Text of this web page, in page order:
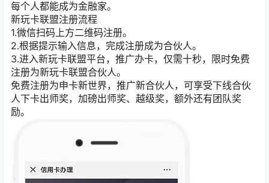
每个人都能成为金融家。
新玩卡联盟注册流程
1.微信扫码上方二维码注册。
2.根据提示输入信息，完成注册成为合伙人。
3.进入新玩卡联盟平台，推广办卡，仅需十秒，限时免费
注册为新玩卡联盟合伙人。
免费注册为申卡新世界，推广新合伙人，可享受下线合伙
人下卡出师奖，加磅出师奖、越级奖，额外还有团队奖
励。